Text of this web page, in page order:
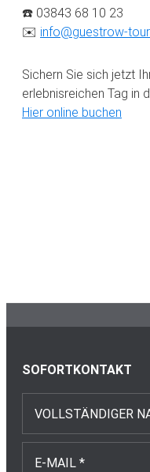
☎️ 03843 68 10 23
✉️ info@guestrow-
Sichern Sie sich jetzt
erlebnisreichen Tag in
Hier online buchen
Sidebar
SOFORTKONTAKT